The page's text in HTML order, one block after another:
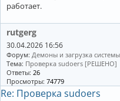
работает.
rutgerg
30.04.2026 16:56
Форум: Демоны и загрузка системы
Тема: Проверка sudoers [РЕШЕНО]
Ответы: 26
Просмотры: 74779
Re: Проверка sudoers